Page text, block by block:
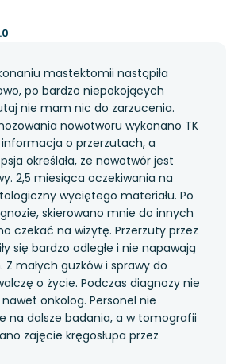
mastektomii nastąpiła
po bardzo niepokojących
nie mam nic do zarzucenia.
nowotworu wykonano TK
informacja o przerzutach, a
określała, że nowotwór jest
2,5 miesiąca oczekiwania na
wyciętego materiału. Po
skierowano mnie do innych
czekać na wizytę. Przerzuty przez
się bardzo odległe i nie napawają
małych guzków i sprawy do
o życie. Podczas diagnozy nie
onkolog. Personel nie
na dalsze badania, a w tomografii
zajęcie kręgosłupa przez